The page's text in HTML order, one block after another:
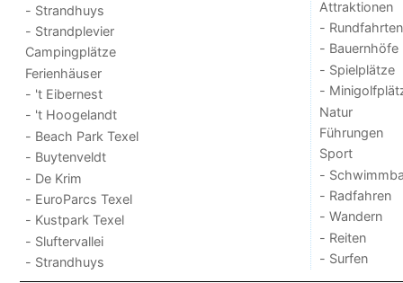
- Strandhuys
- Strandplevier
Campingplätze
Ferienhäuser
- 't Eibernest
- 't Hoogelandt
- Beach Park Texel
- Buytenveldt
- De Krim
- EuroParcs Texel
- Kustpark Texel
- Sluftervallei
- Strandhuys
Attraktionen
- Rundfahrten
- Bauernhöfe
- Spielplätze
-
Natur
Führungen
Sport
-
- Radfahren
- Wandern
- Reiten
- Surfen